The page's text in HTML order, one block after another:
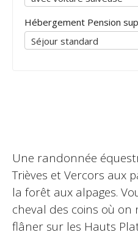
Hébergement Pension
Une randonnée
Trièves et Vercors aux
la forêt aux alpages.
cheval des coins où on
flâner sur les Hauts